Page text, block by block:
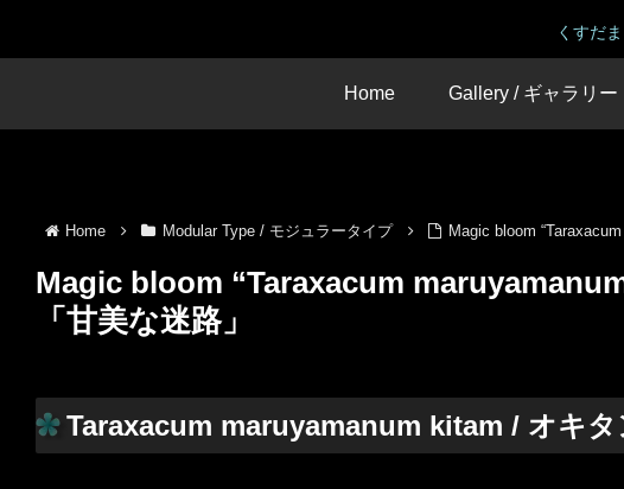
くすだ
Home Gallery / ギャラリー
Home Modular Type / モジュラータイプ Magic bloom
Magic bloom “Taraxacum
「甘美な迷路」
Taraxacum maruyamanum kitam / オキタ